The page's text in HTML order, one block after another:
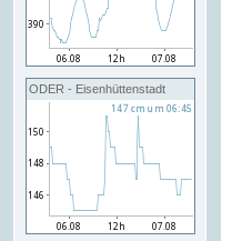
ODER - Eisenhüttenstadt